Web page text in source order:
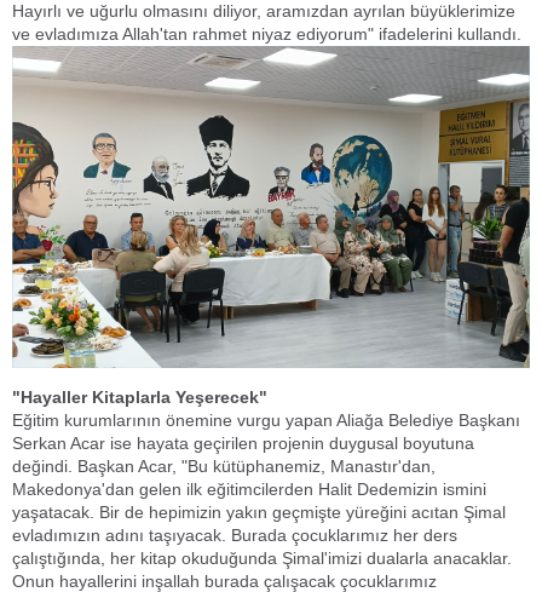
Hayırlı ve uğurlu olmasını diliyor, aramızdan ayrılan büyüklerimize
ve evladımıza Allah'tan rahmet niyaz ediyorum" ifadelerini kullandı.
"Hayaller Kitaplarla Yeşerecek"
Eğitim kurumlarının önemine vurgu yapan Aliağa Belediye Başkanı
Serkan Acar ise hayata geçirilen projenin duygusal boyutuna
değindi. Başkan Acar, "Bu kütüphanemiz, Manastır'dan,
Makedonya'dan gelen ilk eğitimcilerden Halit Dedemizin ismini
yaşatacak. Bir de hepimizin yakın geçmişte yüreğini acıtan Şimal
evladımızın adını taşıyacak. Burada çocuklarımız her ders
çalıştığında, her kitap okuduğunda Şimal'imizi dualarla anacaklar.
Onun hayallerini inşallah burada çalışacak çocuklarımız